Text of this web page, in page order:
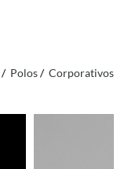
Polos Corporativos